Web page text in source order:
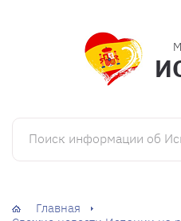
Поиск информации об Испании
Главная